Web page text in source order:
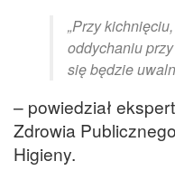
„Przy
oddychaniu
się będzie
– powiedział
Zdrowia
Higieny.